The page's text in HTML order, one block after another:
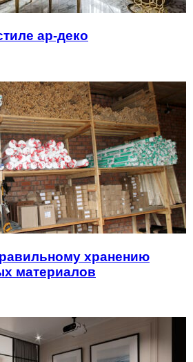
ар-деко
хранению
материалов